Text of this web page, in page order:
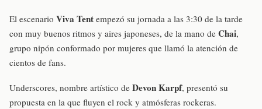
El escenario Viva Tent empezó su jornada a las 3:30 de la tarde
con muy buenos ritmos y aires japoneses, de la mano de Chai,
grupo nipón conformado por mujeres que llamó la atención de
cientos de fans.
Underscores, nombre artístico de Devon Karpf, presentó su
propuesta en la que fluyen el rock y atmósferas rockeras.